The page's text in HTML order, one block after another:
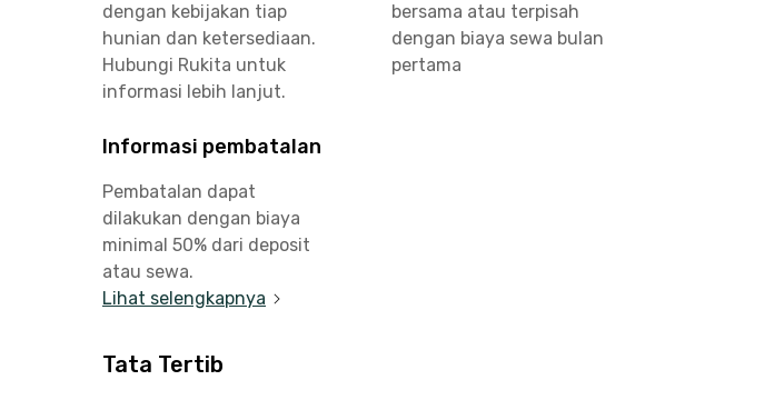
dengan kebijakan tiap
hunian dan ketersediaan.
Hubungi Rukita untuk
informasi lebih lanjut.
bersama atau terpisah
dengan biaya sewa bulan
pertama
Informasi pembatalan
Pembatalan dapat
dilakukan dengan biaya
minimal 50% dari deposit
atau sewa.
Lihat selengkapnya
Tata Tertib